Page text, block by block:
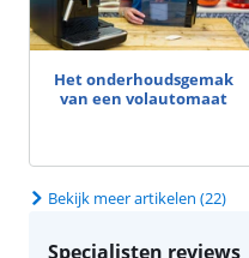
Het onderhoudsgemak
van een volautomaat
Bekijk meer artikelen (22)
Specialisten reviews